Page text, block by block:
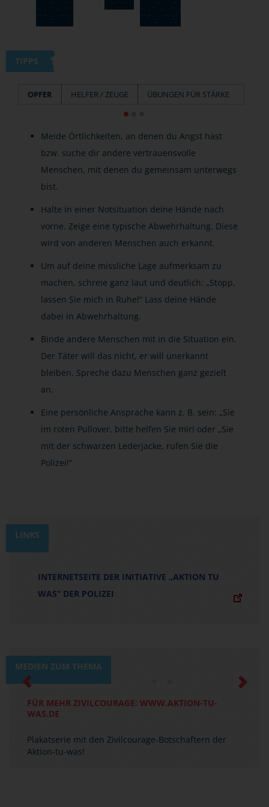
TIPPS
OPFER HELFER / ZEUGE ÜBUNGEN FÜR STÄRKE
Meide Örtlichkeiten, an denen du Angst hast
bzw. suche dir andere vertrauensvolle
Menschen, mit denen du gemeinsam unterwegs
bist.
Halte in einer Notsituation deine Hände nach
vorne. Zeige eine typische Abwehrhaltung. Diese
wird von anderen Menschen auch erkannt.
Um auf deine missliche Lage aufmerksam zu
machen, schreie ganz laut und deutlich: „Stopp,
lassen Sie mich in Ruhe!“ Lass deine Hände
dabei in Abwehrhaltung.
Binde andere Menschen mit in die Situation ein.
Der Täter will das nicht, er will unerkannt
bleiben. Spreche dazu Menschen ganz gezielt
an.
Eine persönliche Ansprache kann z. B. sein: „Sie
im roten Pullover, bitte helfen Sie mir! oder „Sie
mit der schwarzen Lederjacke, rufen Sie die
Polizei!“
LINKS
INTERNETSEITE DER INITIATIVE „AKTION TU
WAS“ DER POLIZEI
MEDIEN ZUM THEMA
FÜR MEHR ZIVILCOURAGE: WWW.AKTION-TU-
WAS.DE
Plakatserie mit den Zivilcourage-Botschaftern der
Aktion-tu-was!
Previous Next